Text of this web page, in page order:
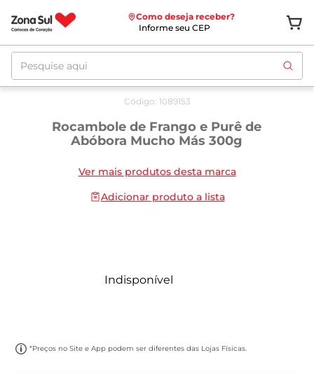
Como deseja receber?
Informe seu CEP
Pesquise aqui
Código: 1089153
Rocambole de Frango e Purê de
Abóbora Mucho Más 300g
Ver mais produtos desta marca
Adicionar produto a lista
Indisponível
*Preços no Site e App podem ser diferentes das Lojas Físicas.